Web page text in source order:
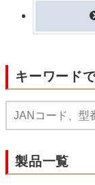
キーワード
製品一覧